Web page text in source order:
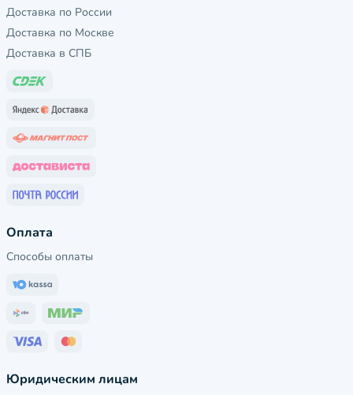
Доставка по России
Доставка по Москве
Доставка в СПБ
Оплата
Способы оплаты
Юридическим лицам